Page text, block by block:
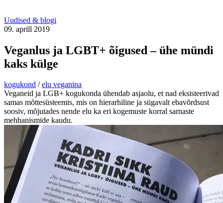
Uudised & blogi
09. aprill 2019
Veganlus ja LGBT+ õigused – ühe mündi
kaks külge
kogukond / elu veganina
Veganeid ja LGB+ kogukonda ühendab asjaolu, et nad eksisteerivad
samas mõttesüsteemis, mis on hierarhiline ja sügavalt ebavõrdsust
soosiv, mõjutades nende elu ka eri kogemuste korral sarnaste
mehhanismide kaudu.